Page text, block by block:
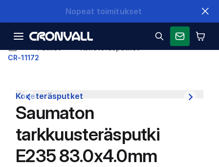
Nopeat toimitukset
CR-11172
Koneteräsputket
Saumaton
tarkkuusteräsputki
E235 83.0x4.0mm